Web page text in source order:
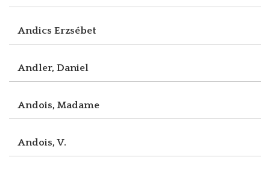
Andics Erzsébet
Andler, Daniel
Andois, Madame
Andois, V.